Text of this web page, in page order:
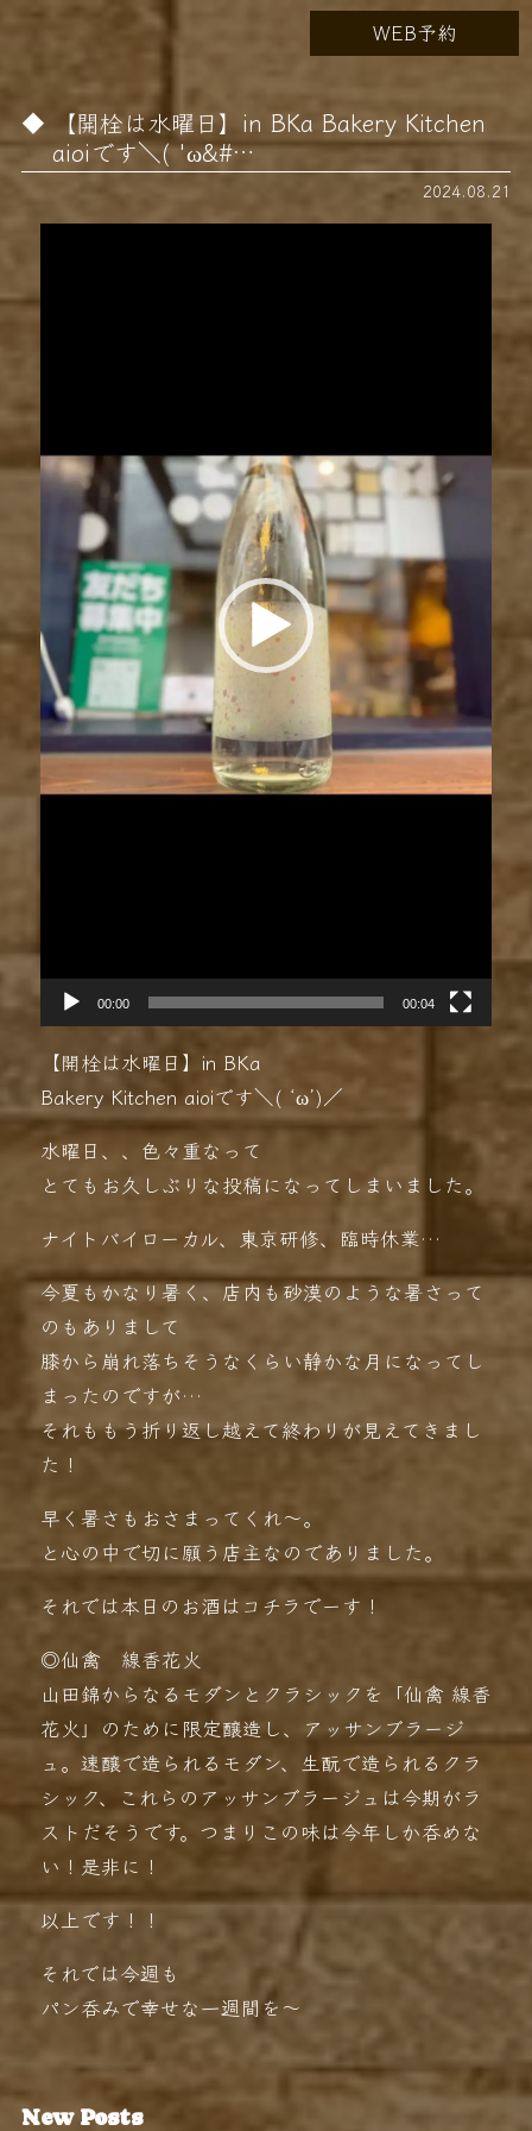
WEB予約
【開栓は水曜日】in BKa Bakery Kitchen
aioiです＼( 'ω&#…
2024.08.21
プ
00:00 00:04
【開栓は水曜日】in BKa
Bakery Kitchen aioiです＼( ‘ω’)／
水曜日、、色々重なって
とてもお久しぶりな投稿になってしまいました。
ナイトバイローカル、東京研修、臨時休業…
今夏もかなり暑く、店内も砂漠のような暑さって
のもありまして
膝から崩れ落ちそうなくらい静かな月になってし
まったのですが…
それももう折り返し越えて終わりが見えてきまし
た！
早く暑さもおさまってくれ〜。
と心の中で切に願う店主なのでありました。
それでは本日のお酒はコチラでーす！
◎仙禽 線香花火
山田錦からなるモダンとクラシックを「仙禽 線香
花火」のために限定醸造し、アッサンブラージ
ュ。速醸で造られるモダン、生酛で造られるクラ
シック、これらのアッサンブラージュは今期がラ
ストだそうです。つまりこの味は今年しか呑めな
い！是非に！
以上です！！
それでは今週も
パン呑みで幸せな一週間を〜
New Posts